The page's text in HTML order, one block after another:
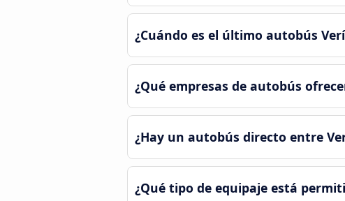
¿Cuándo es el último autobús
¿Qué empresas de autobús
¿Hay un autobús directo entre
¿Qué tipo de equipaje está